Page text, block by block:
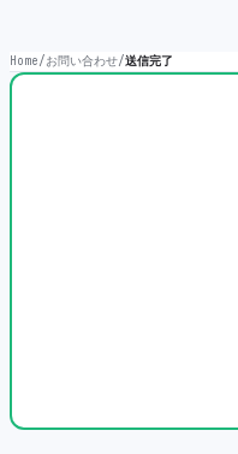
Home/お問い合わせ/送信完了